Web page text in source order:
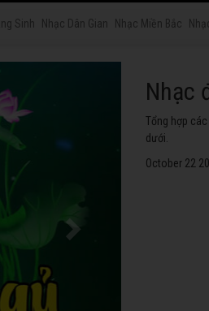
Sinh Nhạc Dân Gian Nhạc Miền Bắc
Nhạc
Tuyển tập
nghe thử.
October 22